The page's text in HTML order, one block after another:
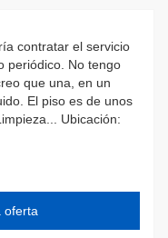
contratar el servicio
periódico. No tengo
que una, en un
El piso es de unos
Ubicación:
oferta